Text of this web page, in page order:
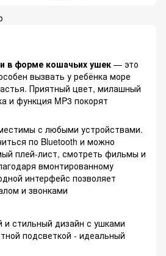
в форме кошачьих ушек — это
вызвать у ребёнка море
Приятный цвет, милашный
и функция MP3 покорят
с любыми устройствами.
по Bluetooth и можно
плей-лист, смотреть фильмы и
вмонтированному
интерфейс позволяет
и звонками
и стильный дизайн с ушками
подсветкой - идеальный